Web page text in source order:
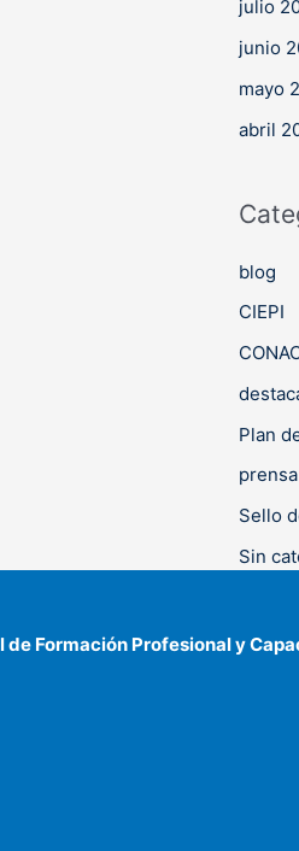
julio
junio
mayo
abril
blog
CIEPI
Plan
prensa
Sello
Sin
Formación Profesional y